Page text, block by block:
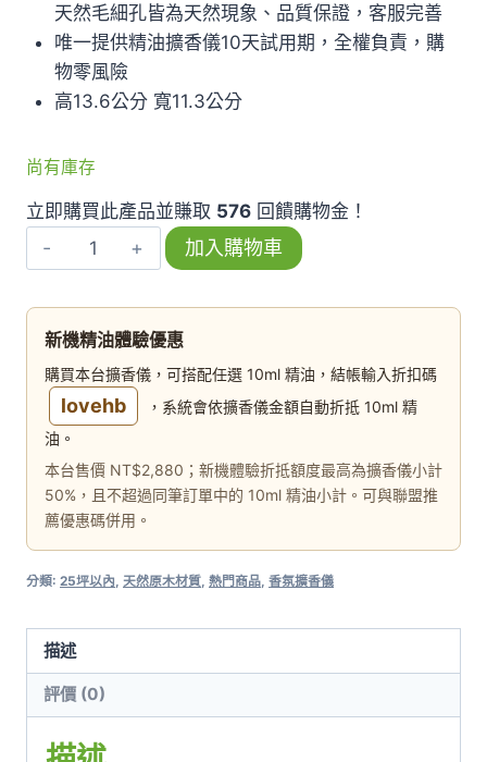
天然毛細孔皆為天然現象、品質保證，客服完善
唯一提供精油擴香儀10天試用期，全權負責，購
物零風險
高13.6公分 寬11.3公分
尚有庫存
立即購買此產品並賺取 576 回饋購物金！
【馬
卡
精
擴
香
(繽
紛
璀
數
量
加入購物車
新機精油體驗優惠
購買本台擴香儀，可搭配任選 10ml 精油，結帳輸入折扣碼
lovehb
，系統會依擴香儀金額自動折抵 10ml 精
油。
本台售價 NT$2,880；新機體驗折抵額度最高為擴香儀小計
50%，且不超過同筆訂單中的 10ml 精油小計。可與聯盟推
薦優惠碼併用。
分類: 25坪以內, 天然原木材質, 熱門商品, 香氛擴香儀
描述
評價 (0)